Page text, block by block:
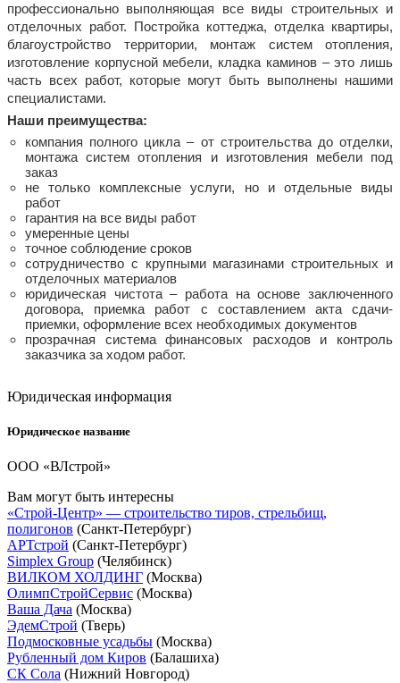
профессионально выполняющая все виды строительных и
отделочных работ. Постройка коттеджа, отделка квартиры,
благоустройство территории, монтаж систем отопления,
изготовление корпусной мебели, кладка каминов – это лишь
часть всех работ, которые могут быть выполнены нашими
специалистами.
Наши преимущества:
компания полного цикла – от строительства до отделки,
монтажа систем отопления и изготовления мебели под
заказ
не только комплексные услуги, но и отдельные виды
работ
гарантия на все виды работ
умеренные цены
точное соблюдение сроков
сотрудничество с крупными магазинами строительных и
отделочных материалов
юридическая чистота – работа на основе заключенного
договора, приемка работ с составлением акта сдачи-
приемки, оформление всех необходимых документов
прозрачная система финансовых расходов и контроль
заказчика за ходом работ.
Юридическая информация
Юридическое название
ООО «ВЛстрой»
Вам могут быть интересны
«Строй-Центр» — строительство тиров, стрельбищ,
полигонов (Санкт-Петербург)
АРТстрой (Санкт-Петербург)
Simplex Group (Челябинск)
ВИЛКОМ ХОЛДИНГ (Москва)
ОлимпСтройСервис (Москва)
Ваша Дача (Москва)
ЭдемСтрой (Тверь)
Подмосковные усадьбы (Москва)
Рубленный дом Киров (Балашиха)
СК Сола (Нижний Новгород)